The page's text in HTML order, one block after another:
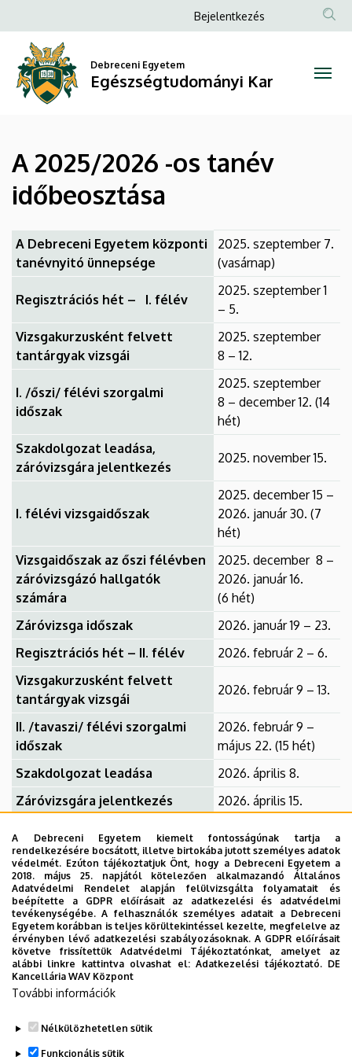
2025/2026
időbeosztása
Egészségtudományi
Kar
a
tartalomra
Anonim
menüje
Bejelentkezés
Debreceni Egyetem
Egészségtudományi Kar
A 2025/2026 -os tanév
időbeosztása
A Debreceni Egyetem központi
tanévnyitó ünnepsége
2025. szeptember 7.
(vasárnap)
Regisztrációs hét – I. félév
2025. szeptember 1
– 5.
Vizsgakurzusként felvett
tantárgyak vizsgái
2025. szeptember
8 – 12.
I. /őszi/ félévi szorgalmi
időszak
2025. szeptember
8 – december 12. (14
hét)
Szakdolgozat leadása,
záróvizsgára jelentkezés
2025. november 15.
I. félévi vizsgaidőszak
2025. december 15 –
2026. január 30. (7
hét)
Vizsgaidőszak az őszi félévben
záróvizsgázó hallgatók
számára
2025. december 8 –
2026. január 16.
(6 hét)
Záróvizsga időszak
2026. január 19 – 23.
Regisztrációs hét – II. félév
2026. február 2 – 6.
Vizsgakurzusként felvett
tantárgyak vizsgái
2026. február 9 – 13.
II. /tavaszi/ félévi szorgalmi
időszak
2026. február 9 –
május 22. (15 hét)
Szakdolgozat leadása
2026. április 8.
Záróvizsgára jelentkezés
2026. április 15.
II. félévi vizsgaidőszak
2026. május 26 –
július 3. (6 hét)
Vizsgaidőszak a tavaszi
félévben záróvizsgázó
hallgatók számára
2026. május 18 –
június 5.
Záróvizsga időszak 2026. június 8 – 19.
A Debreceni Egyetem kiemelt fontosságúnak tartja a
rendelkezésére bocsátott, illetve birtokába jutott személyes adatok
védelmét. Ezúton tájékoztatjuk Önt, hogy a Debreceni Egyetem a
2018. május 25. napjától kötelezően alkalmazandó Általános
Adatvédelmi Rendelet alapján felülvizsgálta folyamatait és
beépítette a GDPR előírásait az adatkezelési és adatvédelmi
tevékenységébe. A felhasználók személyes adatait a Debreceni
Egyetem korábban is teljes körültekintéssel kezelte, megfelelve az
érvényben lévő adatkezelési szabályozásoknak. A GDPR előírásait
követve frissítettük Adatvédelmi Tájékoztatónkat, amelyet az
alábbi linkre kattintva olvashat el:Adatkezelési tájékoztató. DE
Kancellária WAV Központ
További információk
Nélkülözhetetlen sütik
Funkcionális sütik